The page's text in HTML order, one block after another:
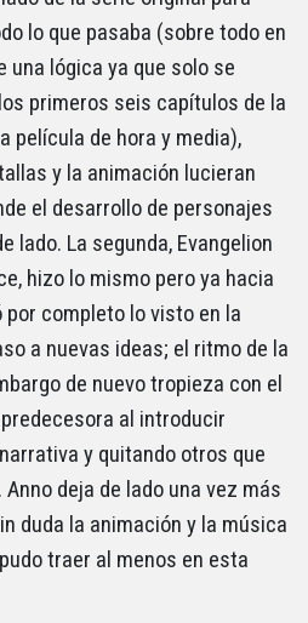
lo que pasaba (sobre todo en
una lógica ya que solo se
primeros seis capítulos de la
película de hora y media),
y la animación lucieran
el desarrollo de personajes
lado. La segunda, Evangelion
hizo lo mismo pero ya hacia
por completo lo visto en la
a nuevas ideas; el ritmo de la
de nuevo tropieza con el
al introducir
y quitando otros que
deja de lado una vez más
duda la animación y la música
traer al menos en esta